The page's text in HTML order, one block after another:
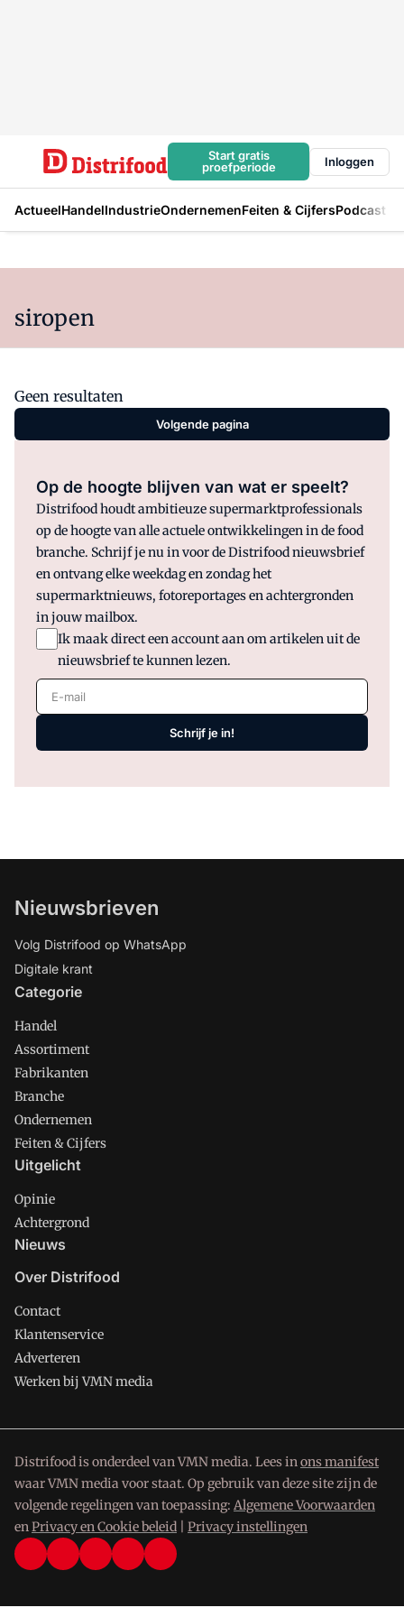
Start gratis
proefperiode
Inloggen
ActueelHandelIndustrieOndernemenFeiten & CijfersPodcast
siropen
Geen resultaten
Volgende pagina
Op de hoogte blijven van wat er speelt?
Distrifood houdt ambitieuze supermarktprofessionals
op de hoogte van alle actuele ontwikkelingen in de food
branche. Schrijf je nu in voor de Distrifood nieuwsbrief
en ontvang elke weekdag en zondag het
supermarktnieuws, fotoreportages en achtergronden
in jouw mailbox.
Ik maak direct een account aan om artikelen uit de
nieuwsbrief te kunnen lezen.
E-mail
Schrijf je in!
Nieuwsbrieven
Volg Distrifood op WhatsApp
Digitale krant
Categorie
Handel
Assortiment
Fabrikanten
Branche
Ondernemen
Feiten & Cijfers
Uitgelicht
Opinie
Achtergrond
Nieuws
Over Distrifood
Contact
Klantenservice
Adverteren
Werken bij VMN media
Distrifood is onderdeel van VMN media. Lees inons manifest
waar VMN media voor staat. Op gebruik van deze site zijn de
volgende regelingen van toepassing: Algemene Voorwaarden
enPrivacy en Cookie beleid Privacy instellingen